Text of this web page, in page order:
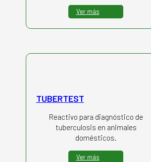
Ver más
TUBERTEST
Reactivo para diagnóstico de
tuberculosis en animales
domésticos.
Ver más